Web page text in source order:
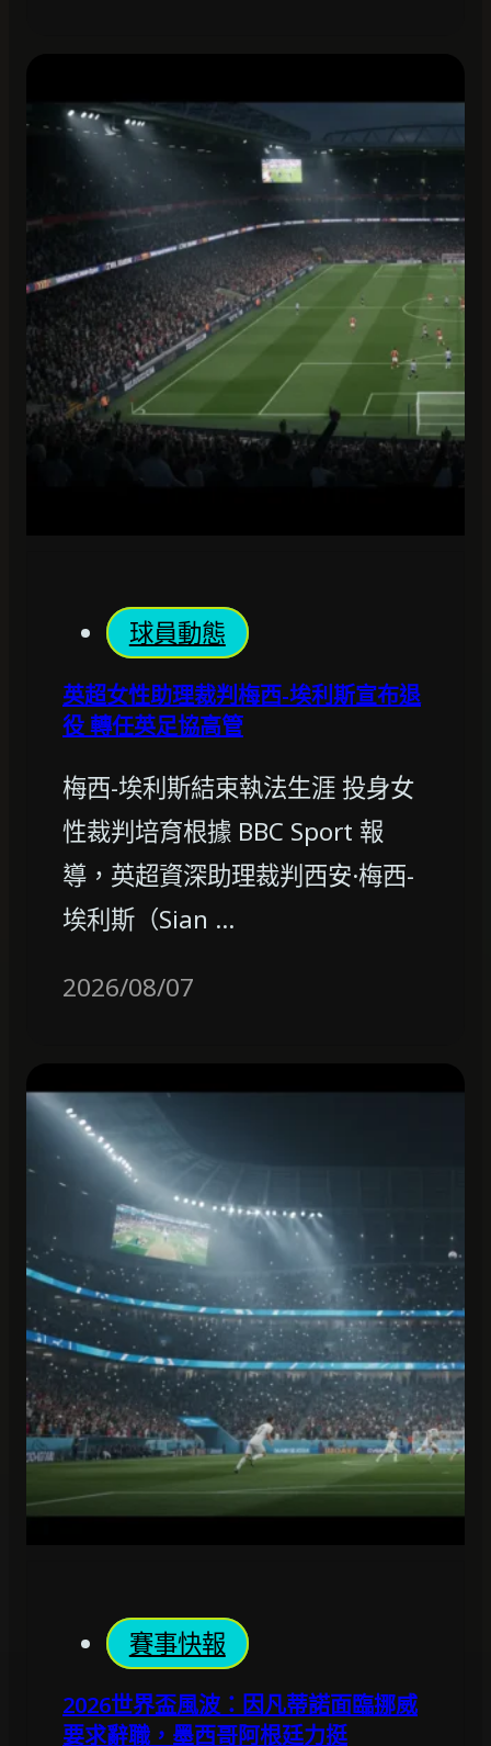
球員動態
英超女性助理裁判梅西-埃利斯宣布退
役 轉任英足協高管
梅西-埃利斯結束執法生涯 投身女
性裁判培育根據 BBC Sport 報
導，英超資深助理裁判西安·梅西-
埃利斯（Sian …
2026/08/07
賽事快報
2026世界盃風波：因凡蒂諾面臨挪威
要求辭職，墨西哥阿根廷力挺